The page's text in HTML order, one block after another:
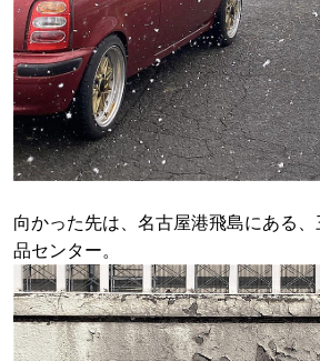
向かった先は、名古屋港飛島にある
品センター。